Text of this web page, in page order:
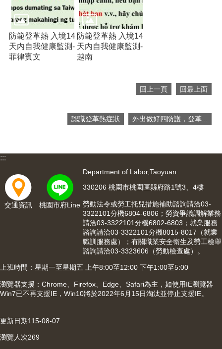
公
開
檔
案
應
市
政
信
箱
園
市
口
站
防範登革熱 入境14
天內自我健康監測-
菲律賓文
防範登革熱 入境14
天內自我健康監測-
越南
回上一頁 回最上面
認識登革熱症狀 外出做好四防護，登革...
:::
交通資訊 桃園市府Line
Department of Labor,Taoyuan.
330206 桃園市桃園區縣府路1號3、4樓
勞動法令或勞工托兒措施補助諮詢請洽03-
3322101分機6804-6806；勞資爭議調解業務
請洽03-3322101分機6802-6803；就業服務
諮詢請洽03-3322101分機8015-8017（就業
職訓服務處）；有關職業安全衛生及勞工檢舉
諮詢請洽03-3323606（勞動檢查處）。
上班時間：星期一至星期五 上午8:00至12:00 下午1:00至5:00
瀏覽器支援：Chrome、Firefox、Edge、Safari為主，如使用IE瀏覽器
Win7已不再支援IE，Win10將於2022年6月15日淘汰並停止支援IE。
更新日期115-08-07
瀏覽人次269